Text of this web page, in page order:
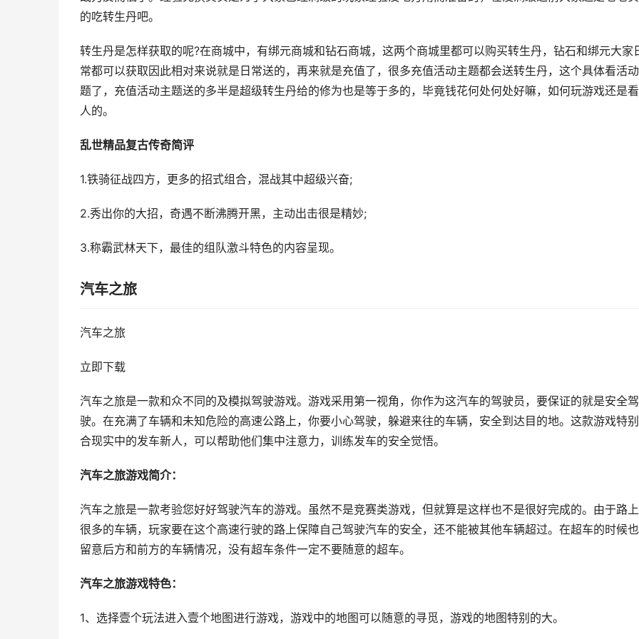
的吃转生丹吧。
转生丹是怎样获取的呢?在商城中，有绑元商城和钻石商城，这两个商城里都可以购买转生丹，钻石和绑元大家
常都可以获取因此相对来说就是日常送的，再来就是充值了，很多充值活动主题都会送转生丹，这个具体看活
题了，充值活动主题送的多半是超级转生丹给的修为也是等于多的，毕竟钱花何处何处好嘛，如何玩游戏还是
人的。
乱世精品复古传奇简评
1.铁骑征战四方，更多的招式组合，混战其中超级兴奋;
2.秀出你的大招，奇遇不断沸腾开黑，主动出击很是精妙;
3.称霸武林天下，最佳的组队激斗特色的内容呈现。
汽车之旅
汽车之旅
立即下载
汽车之旅是一款和众不同的及模拟驾驶游戏。游戏采用第一视角，你作为这汽车的驾驶员，要保证的就是安全驾
驶。在充满了车辆和未知危险的高速公路上，你要小心驾驶，躲避来往的车辆，安全到达目的地。这款游戏特
合现实中的发车新人，可以帮助他们集中注意力，训练发车的安全觉悟。
汽车之旅游戏简介：
汽车之旅是一款考验您好好驾驶汽车的游戏。虽然不是竞赛类游戏，但就算是这样也不是很好完成的。由于路
很多的车辆，玩家要在这个高速行驶的路上保障自己驾驶汽车的安全，还不能被其他车辆超过。在超车的时候
留意后方和前方的车辆情况，没有超车条件一定不要随意的超车。
汽车之旅游戏特色：
1、选择壹个玩法进入壹个地图进行游戏，游戏中的地图可以随意的寻觅，游戏的地图特别的大。